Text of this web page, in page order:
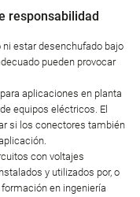
responsabilidad
estar desenchufado bajo
pueden provocar
aplicaciones en planta
equipos eléctricos. El
si los conectores también
con voltajes
y utilizados por, o
en ingeniería